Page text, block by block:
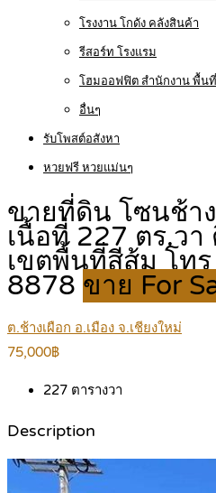
โรงงาน โกดัง คลังสินค้า
รีสอร์ท โรงแรม
โฮมออฟฟิต สำนักงาน พื้นที่
อื่นๆ
รับโพสต์อสังหา
หวยฟรี หวยแม่นๆ
ขายที่ดิน โซนช้าง
เนื้อที่ 227 ตร.ว
เขตพื้นที่สีส้ม โท
8878 ขาย For
ต.ช้างเผือก อ.เมือง จ.เชียงใหม่
75,000฿
227 ตารางวา
Description